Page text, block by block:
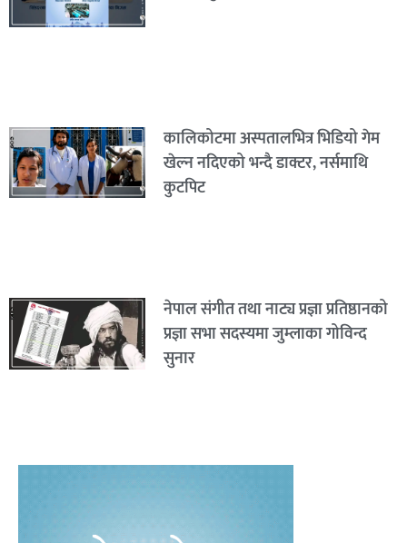
कालिकोटमा अस्पतालभित्र भिडियो गेम
खेल्न नदिएको भन्दै डाक्टर, नर्समाथि
कुटपिट
नेपाल संगीत तथा नाट्य प्रज्ञा प्रतिष्ठानको
प्रज्ञा सभा सदस्यमा जुम्लाका गोविन्द
सुनार